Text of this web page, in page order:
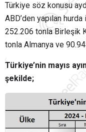
Türkiye söz konusu
ABD’den yapılan
252.206 tonla Birleşik
tonla Almanya ve
Türkiye’nin mayıs
şekilde;